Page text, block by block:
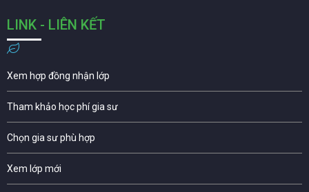
LINK - LIÊN KẾT
Xem hợp đồng nhận lớp
Tham khảo học phí gia sư
Chọn gia sư phù hợp
Xem lớp mới